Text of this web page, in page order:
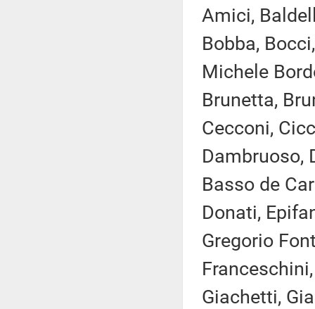
Amici,
Bobba,
Michele
Brunetta,
Cecconi,
Dambruoso,
Basso de
Donati,
Gregorio
Giachetti,